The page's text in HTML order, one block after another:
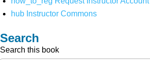
hub Instructor Commons
Search
Search this book